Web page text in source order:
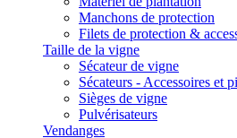
Manchons de protection
Filets de protection &
Taille de la vigne
Sécateur de vigne
Sécateurs - Accessoires et
Sièges de vigne
Pulvérisateurs
Vendanges